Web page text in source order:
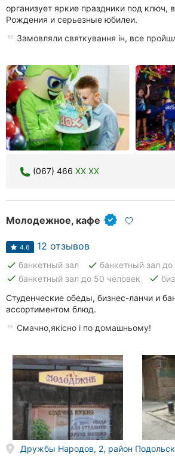
организует яркие праздники под ключ,
Рождения и серьезные юбилеи.
Замовляли святкування ін, все
(067) 466 XX XX
Молодежное, кафе
4.6 12 отзывов
done банкетный зал done банкетный зал до
done банкетный зал до 50 человек done
Студенческие обеды, бизнес-ланчи и
ассортиментом блюд.
Смачно,якісно і по домашньому!
Дружбы Народов, 2, район